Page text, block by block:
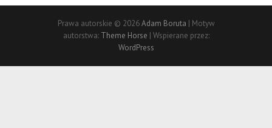
Prawa autorskie © 2026Adam Boruta | Motyw
autorstwa: Theme Horse | Wspierane przez:
WordPress